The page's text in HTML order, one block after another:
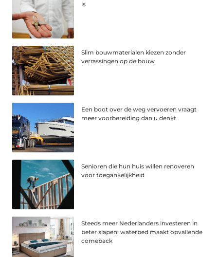
is
Slim bouwmaterialen kiezen zonder
verrassingen op de bouw
Een boot over de weg vervoeren vraagt
meer voorbereiding dan u denkt
Senioren die hun huis willen renoveren
voor toegankelijkheid
Steeds meer Nederlanders investeren in
beter slapen: waterbed maakt opvallende
comeback